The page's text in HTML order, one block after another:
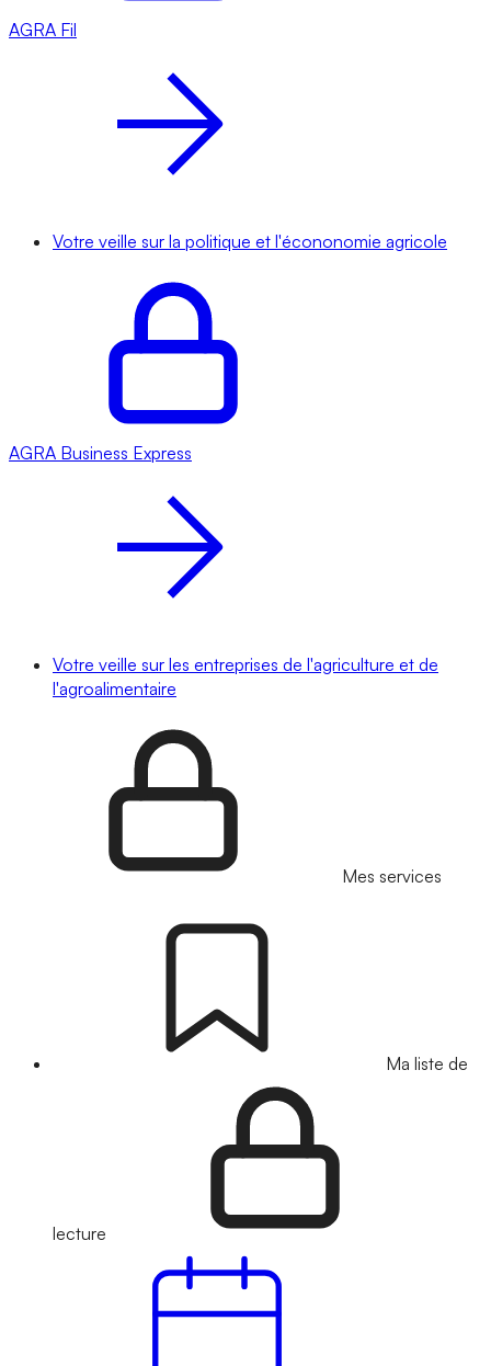
AGRA Fil
Votre veille sur la politique et l'écononomie agricole
AGRA Business Express
Votre veille sur les entreprises de l'agriculture et de
l'agroalimentaire
Mes services
Ma liste de
lecture